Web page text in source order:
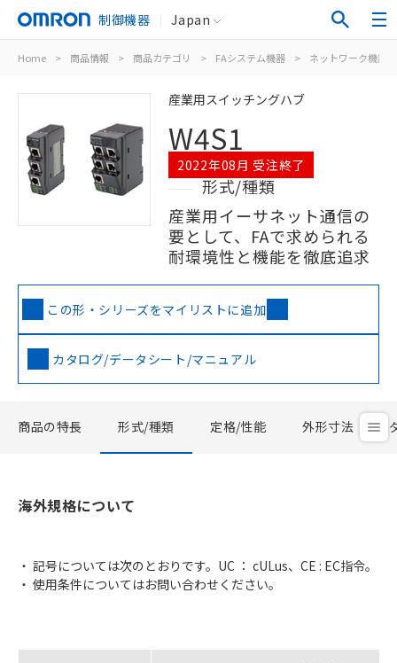
制御機器 Japan
Home > 商品情報 > 商品カテゴリ > FAシステム機器 > ネットワーク機器
産業用スイッチングハブ
W4S1
2022年08月 受注終了
形式/種類
産業用イーサネット通信の
要として、FAで求められる
耐環境性と機能を徹底追求
この形・シリーズをマイリストに追加
カタログ/データシート/マニュアル
商品の特長 形式/種類 定格/性能 外形寸法
海外規格について
・ 記号については次のとおりです。UC ： cULus、CE : EC指令。
・ 使用条件についてはお問い合わせください。